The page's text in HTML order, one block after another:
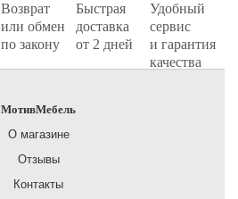
Возврат
или обмен
по закону
Быстрая
доставка
от 2 дней
Удобный
сервис
и гарантия
качества
МотивМебель
О магазине
Отзывы
Контакты